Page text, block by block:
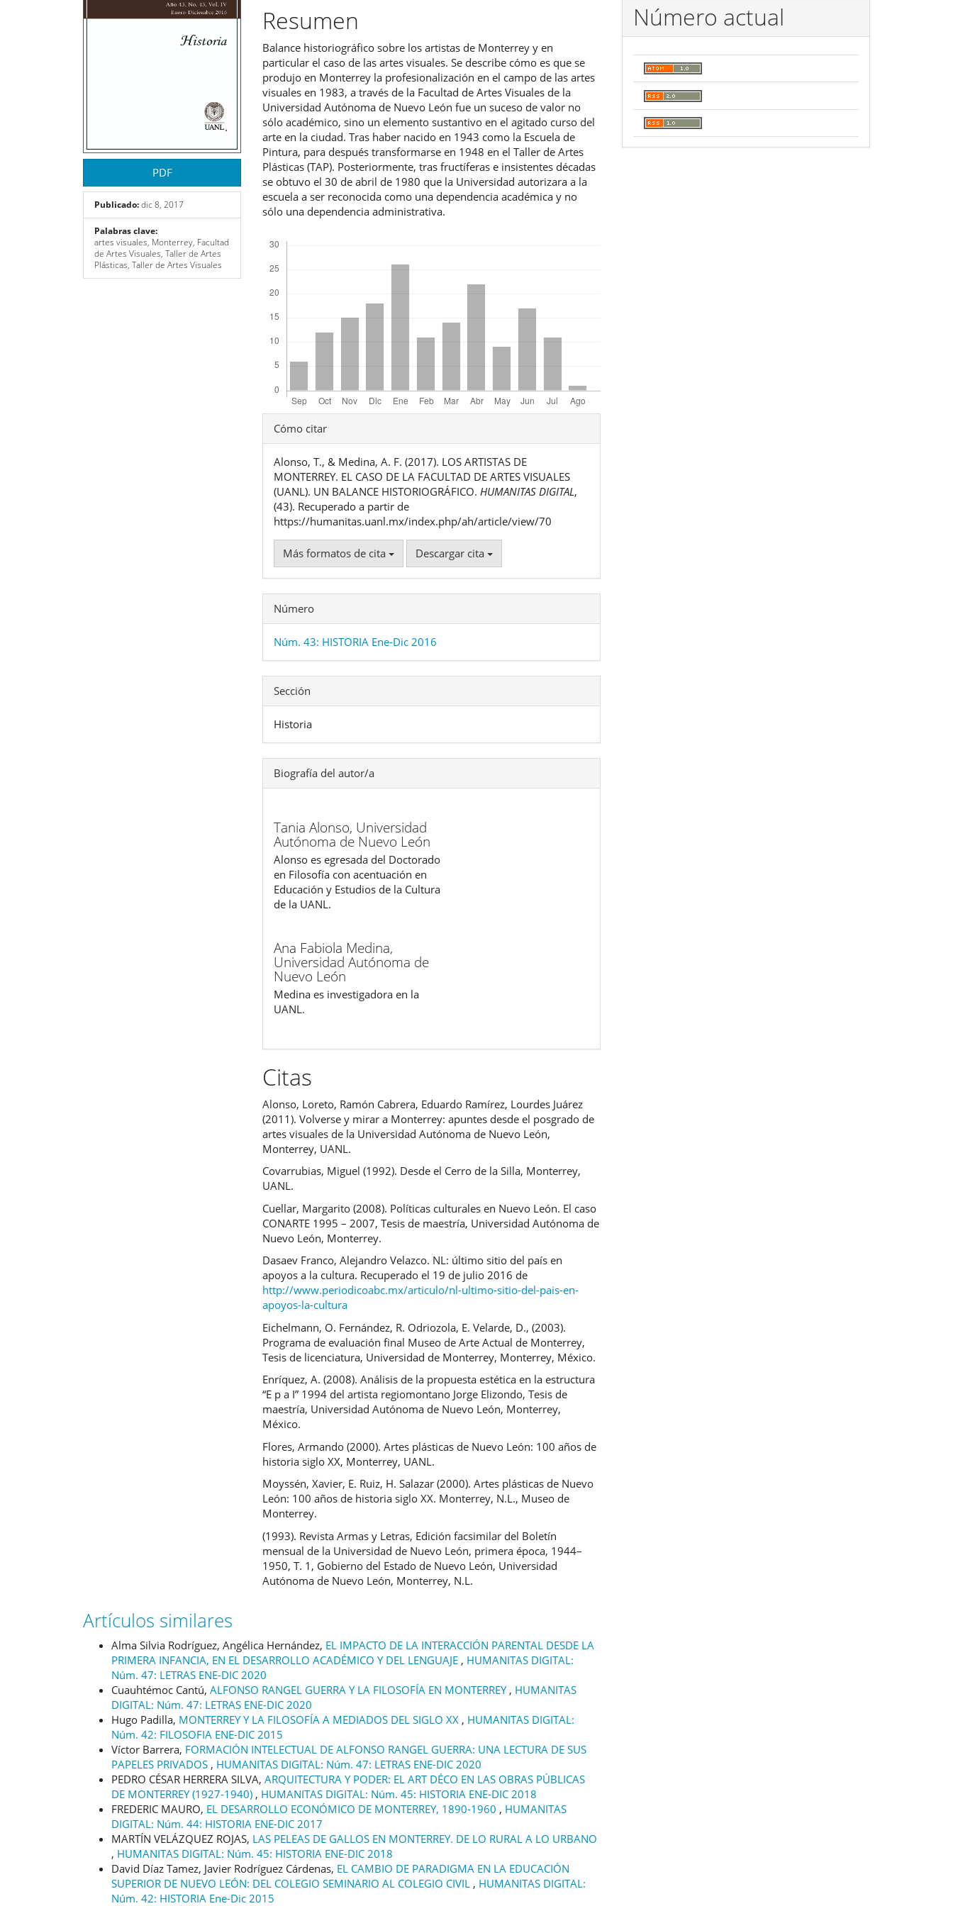
PDF
Publicado:dic 8, 2017
Palabras clave:
artes visuales, Monterrey, Facultad
de Artes Visuales, Taller de Artes
Plásticas, Taller de Artes Visuales
artículo
Resumen
Balance historiográfico sobre los artistas de Monterrey y en
particular el caso de las artes visuales. Se describe cómo es que se
produjo en Monterrey la profesionalización en el campo de las artes
visuales en 1983, a través de la Facultad de Artes Visuales de la
Universidad Autónoma de Nuevo León fue un suceso de valor no
sólo académico, sino un elemento sustantivo en el agitado curso del
arte en la ciudad. Tras haber nacido en 1943 como la Escuela de
Pintura, para después transformarse en 1948 en el Taller de Artes
Plásticas (TAP). Posteriormente, tras fructíferas e insistentes décadas
se obtuvo el 30 de abril de 1980 que la Universidad autorizara a la
escuela a ser reconocida como una dependencia académica y no
sólo una dependencia administrativa.
Detalles
del
artículo
Cómo citar
Alonso, T., & Medina, A. F. (2017). LOS ARTISTAS DE
MONTERREY. EL CASO DE LA FACULTAD DE ARTES VISUALES
(UANL). UN BALANCE HISTORIOGRÁFICO.HUMANITAS DIGITAL,
(43). Recuperado a partir de
https://humanitas.uanl.mx/index.php/ah/article/view/70
Más formatos de cita Descargar cita
Número
Núm. 43: HISTORIA Ene-Dic 2016
Sección
Historia
Biografía del autor/a
Tania Alonso, Universidad
Autónoma de Nuevo León
Alonso es egresada del Doctorado
en Filosofía con acentuación en
Educación y Estudios de la Cultura
de la UANL.
Ana Fabiola Medina,
Universidad Autónoma de
Nuevo León
Medina es investigadora en la
UANL.
Citas
Alonso, Loreto, Ramón Cabrera, Eduardo Ramírez, Lourdes Juárez
(2011). Volverse y mirar a Monterrey: apuntes desde el posgrado de
artes visuales de la Universidad Autónoma de Nuevo León,
Monterrey, UANL.
Covarrubias, Miguel (1992). Desde el Cerro de la Silla, Monterrey,
UANL.
Cuellar, Margarito (2008). Políticas culturales en Nuevo León. El caso
CONARTE 1995 – 2007, Tesis de maestría, Universidad Autónoma de
Nuevo León, Monterrey.
Dasaev Franco, Alejandro Velazco. NL: último sitio del país en
apoyos a la cultura. Recuperado el 19 de julio 2016 de
http://www.periodicoabc.mx/articulo/nl-ultimo-sitio-del-pais-en-
apoyos-la-cultura
Eichelmann, O. Fernández, R. Odriozola, E. Velarde, D., (2003).
Programa de evaluación final Museo de Arte Actual de Monterrey,
Tesis de licenciatura, Universidad de Monterrey, Monterrey, México.
Enríquez, A. (2008). Análisis de la propuesta estética en la estructura
“E p a I” 1994 del artista regiomontano Jorge Elizondo, Tesis de
maestría, Universidad Autónoma de Nuevo León, Monterrey,
México.
Flores, Armando (2000). Artes plásticas de Nuevo León: 100 años de
historia siglo XX, Monterrey, UANL.
Moyssén, Xavier, E. Ruiz, H. Salazar (2000). Artes plásticas de Nuevo
León: 100 años de historia siglo XX. Monterrey, N.L., Museo de
Monterrey.
(1993). Revista Armas y Letras, Edición facsimilar del Boletín
mensual de la Universidad de Nuevo León, primera época, 1944–
1950, T. 1, Gobierno del Estado de Nuevo León, Universidad
Autónoma de Nuevo León, Monterrey, N.L.
Artículos similares
Alma Silvia Rodríguez, Angélica Hernández, EL IMPACTO DE LA INTERACCIÓN PARENTAL DESDE LA
PRIMERA INFANCIA, EN EL DESARROLLO ACADÉMICO Y DEL LENGUAJE , HUMANITAS DIGITAL:
Núm. 47: LETRAS ENE-DIC 2020
Cuauhtémoc Cantú, ALFONSO RANGEL GUERRA Y LA FILOSOFÍA EN MONTERREY , HUMANITAS
DIGITAL: Núm. 47: LETRAS ENE-DIC 2020
Hugo Padilla, MONTERREY Y LA FILOSOFÍA A MEDIADOS DEL SIGLO XX , HUMANITAS DIGITAL:
Núm. 42: FILOSOFIA ENE-DIC 2015
Víctor Barrera, FORMACIÓN INTELECTUAL DE ALFONSO RANGEL GUERRA: UNA LECTURA DE SUS
PAPELES PRIVADOS , HUMANITAS DIGITAL: Núm. 47: LETRAS ENE-DIC 2020
PEDRO CÉSAR HERRERA SILVA, ARQUITECTURA Y PODER: EL ART DÉCO EN LAS OBRAS PÚBLICAS
DE MONTERREY (1927-1940) , HUMANITAS DIGITAL: Núm. 45: HISTORIA ENE-DIC 2018
FREDERIC MAURO, EL DESARROLLO ECONÓMICO DE MONTERREY, 1890-1960 , HUMANITAS
DIGITAL: Núm. 44: HISTORIA ENE-DIC 2017
MARTÍN VELÁZQUEZ ROJAS, LAS PELEAS DE GALLOS EN MONTERREY. DE LO RURAL A LO URBANO
, HUMANITAS DIGITAL: Núm. 45: HISTORIA ENE-DIC 2018
David Díaz Tamez, Javier Rodríguez Cárdenas, EL CAMBIO DE PARADIGMA EN LA EDUCACIÓN
SUPERIOR DE NUEVO LEÓN: DEL COLEGIO SEMINARIO AL COLEGIO CIVIL , HUMANITAS DIGITAL:
Núm. 42: HISTORIA Ene-Dic 2015
Número actual